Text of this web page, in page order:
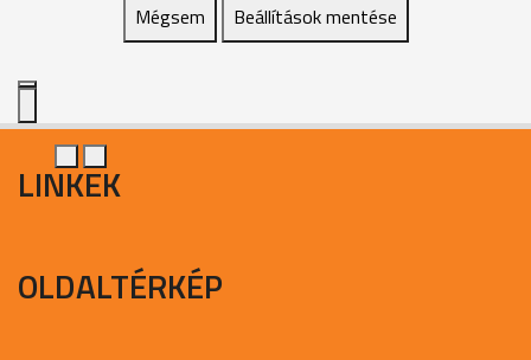
Mégsem Beállítások mentése
LINKEK
OLDALTÉRKÉP